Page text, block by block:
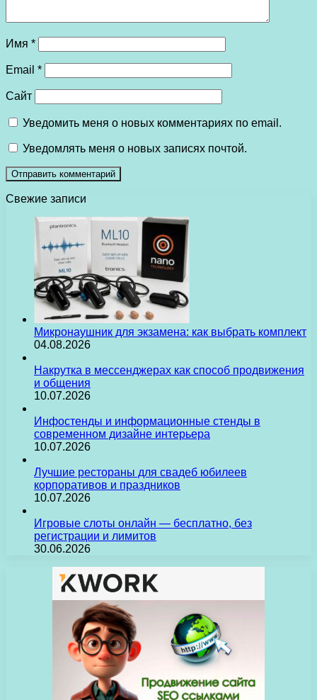
Имя *
Email *
Сайт
Уведомить меня о новых комментариях по email.
Уведомлять меня о новых записях почтой.
Свежие записи
Микронаушник для экзамена: как выбрать комплект
04.08.2026
Накрутка в мессенджерах как способ продвижения
и общения
10.07.2026
Инфостенды и информационные стенды в
современном дизайне интерьера
10.07.2026
Лучшие рестораны для свадеб юбилеев
корпоративов и праздников
10.07.2026
Игровые слоты онлайн — бесплатно, без
регистрации и лимитов
30.06.2026